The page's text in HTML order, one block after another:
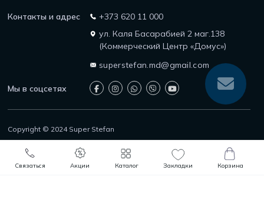
Связаться Акции Каталог Закладки
0
Корзина
В корзину
Контакты и адрес
+373 620 11 000
ул. Каля Басарабией 2 маг.138
(Коммерческий Центр «Домус»)
superstefan.md@gmail.com
Мы в соцсетях
Copyright © 2024 Super Stefan
Защита прав потребителей
Политика возврата
Политика конфиденциальности